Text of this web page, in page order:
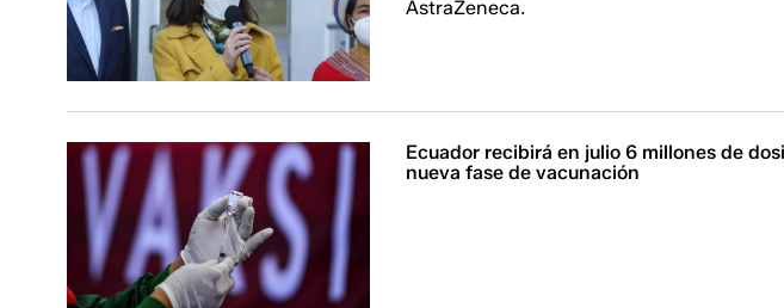
AstraZeneca.
Ecuador recibirá en julio 6 millones de
nueva fase de vacunación